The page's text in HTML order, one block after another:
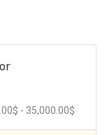
- 35,000.00$